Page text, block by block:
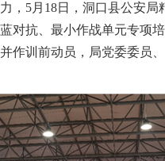
，5月18日，洞口县公安
对抗、最小作战单元专项
作训前动员，局党委委员